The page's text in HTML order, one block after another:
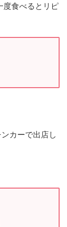
度食べるとリピ
カーで出店し